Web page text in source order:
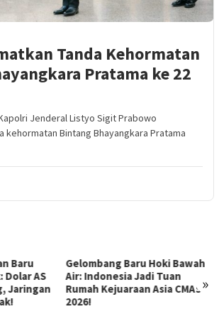
Tanda Kehormatan
Pratama ke 22
Jenderal Listyo Sigit Prabowo
kehormatan Bintang Bhayangkara Pratama
»
Bawah
CMAS
Revolusi Gizi Anak Bangsa:
Menguak Dampak Positif
Program Makan Bergizi Gratis
di Sekolah